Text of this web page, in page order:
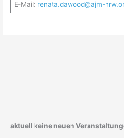
E-Mail: renata.dawood@ajm-
aktuell keine neuen